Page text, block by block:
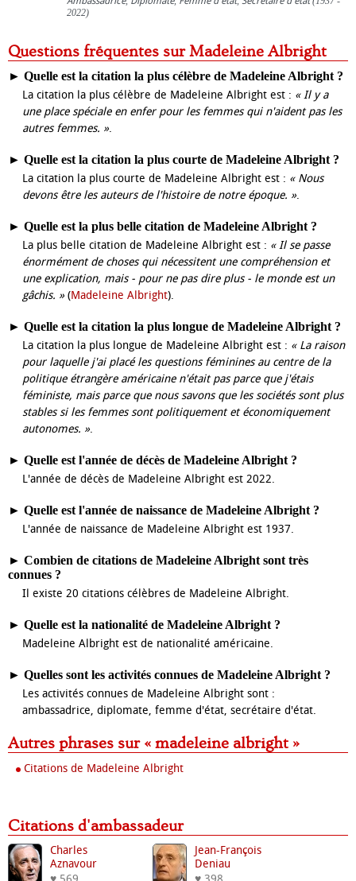
2022)
Questions fréquentes sur Madeleine Albright
► Quelle est la citation la plus célèbre de Madeleine Albright ?
La citation la plus célèbre de Madeleine Albright est : « Il y a
une place spéciale en enfer pour les femmes qui n'aident pas les
autres femmes. ».
► Quelle est la citation la plus courte de Madeleine Albright ?
La citation la plus courte de Madeleine Albright est : « Nous
devons être les auteurs de l'histoire de notre époque. ».
► Quelle est la plus belle citation de Madeleine Albright ?
La plus belle citation de Madeleine Albright est : « Il se passe
énormément de choses qui nécessitent une compréhension et
une explication, mais - pour ne pas dire plus - le monde est un
gâchis. »(Madeleine Albright).
► Quelle est la citation la plus longue de Madeleine Albright ?
La citation la plus longue de Madeleine Albright est : « La raison
pour laquelle j'ai placé les questions féminines au centre de la
politique étrangère américaine n'était pas parce que j'étais
féministe, mais parce que nous savons que les sociétés sont plus
stables si les femmes sont politiquement et économiquement
autonomes. ».
► Quelle est l'année de décès de Madeleine Albright ?
L'année de décès de Madeleine Albright est 2022.
► Quelle est l'année de naissance de Madeleine Albright ?
L'année de naissance de Madeleine Albright est 1937.
► Combien de citations de Madeleine Albright sont très
connues ?
Il existe 20 citations célèbres de Madeleine Albright.
► Quelle est la nationalité de Madeleine Albright ?
Madeleine Albright est de nationalité américaine.
► Quelles sont les activités connues de Madeleine Albright ?
Les activités connues de Madeleine Albright sont :
ambassadrice, diplomate, femme d'état, secrétaire d'état.
Autres phrases sur « madeleine albright »
Citations de Madeleine Albright
Citations d'ambassadeur
Charles
Aznavour
Jean-François
Deniau